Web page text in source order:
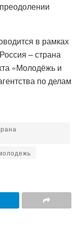
в рамках
– страна
«Молодёжь и
по делам